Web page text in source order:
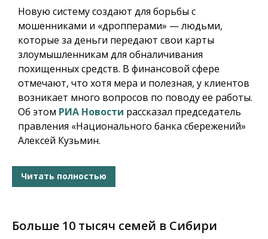
Новую систему создают для борьбы с
мошенниками и «дропперами» — людьми,
которые за деньги передают свои карты
злоумышленникам для обналичивания
похищенных средств. В финансовой сфере
отмечают, что хотя мера и полезная, у клиентов
возникает много вопросов по поводу ее работы.
Об этом РИА Новости рассказал председатель
правления «Национального банка сбережений»
Алексей Кузьмин.
Читать полностью
Больше 10 тысяч семей в Сибири